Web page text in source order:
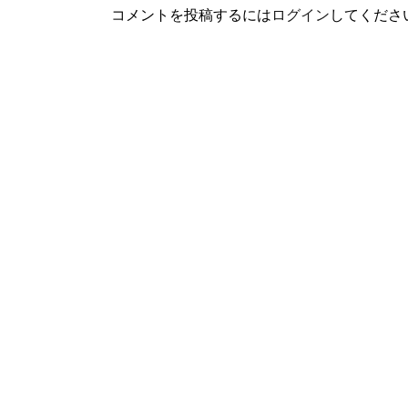
コメントを投稿するには ログイン してくださ